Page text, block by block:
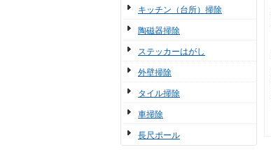
キッチン（台所）掃除
陶磁器掃除
ステッカーはがし
外壁掃除
タイル掃除
車掃除
長尺ポール